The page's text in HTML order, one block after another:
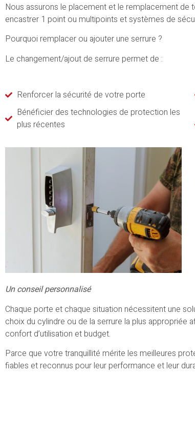
Nous assurons le placement et le remplacement de
encastrer 1 point ou multipoints et systèmes de
Pourquoi remplacer ou ajouter une serrure ?
Le changement/ajout de serrure permet de :
Renforcer la sécurité de votre porte
Bénéficier des technologies de protection les
plus récentes
Un conseil personnalisé
Chaque porte et chaque situation nécessitent une
choix du cylindre ou de la serrure la plus appropriée
confort d’utilisation et budget.
Parce que votre tranquillité mérite les meilleures
fiables et reconnus pour leur performance et leur